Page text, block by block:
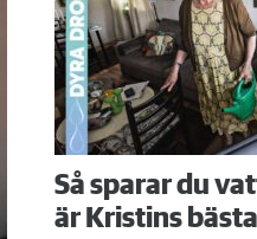
Så sparar du
är Kristins